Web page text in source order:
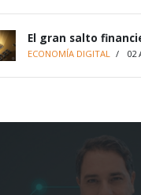
El gran salto
ECONOMÍA DIGITAL / 02